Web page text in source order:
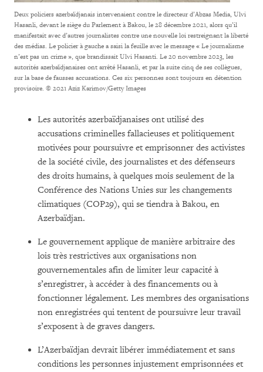
Deux policiers azerbaïdjanais intervenaient contre le directeur d’Abzas Media, Ulvi
Hasanli, devant le siège du Parlement à Bakou, le 28 décembre 2021, alors qu’il
manifestait avec d’autres journalistes contre une nouvelle loi restreignant la liberté
des médias. Le policier à gauche a saisi la feuille avec le message « Le journalisme
n’est pas un crime », que brandissait Ulvi Hasanti. Le 20 novembre 2023, les
autorités azerbaïdjanaises ont arrêté Hasanli, et par la suite cinq de ses collègues,
sur la base de fausses accusations. Ces six personnes sont toujours en détention
provisoire. © 2021 Aziz Karimov/Getty Images
Les autorités azerbaïdjanaises ont utilisé des
accusations criminelles fallacieuses et politiquement
motivées pour poursuivre et emprisonner des activistes
de la société civile, des journalistes et des défenseurs
des droits humains, à quelques mois seulement de la
Conférence des Nations Unies sur les changements
climatiques (COP29), qui se tiendra à Bakou, en
Azerbaïdjan.
Le gouvernement applique de manière arbitraire des
lois très restrictives aux organisations non
gouvernementales afin de limiter leur capacité à
s’enregistrer, à accéder à des financements ou à
fonctionner légalement. Les membres des organisations
non enregistrées qui tentent de poursuivre leur travail
s’exposent à de graves dangers.
L’Azerbaïdjan devrait libérer immédiatement et sans
conditions les personnes injustement emprisonnées et